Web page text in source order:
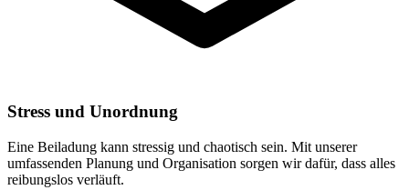
Stress und Unordnung
Eine Beiladung kann stressig und chaotisch sein. Mit unserer
umfassenden Planung und Organisation sorgen wir dafür, dass alles
reibungslos verläuft.